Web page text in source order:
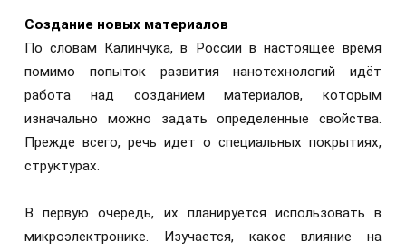
Создание новых материалов
По словам Калинчука, в России в настоящее время
помимо попыток развития нанотехнологий идёт
работа над созданием материалов, которым
изначально можно задать определенные свойства.
Прежде всего, речь идет о специальных покрытиях,
структурах.
В первую очередь, их планируется использовать в
микроэлектронике. Изучается, какое влияние на